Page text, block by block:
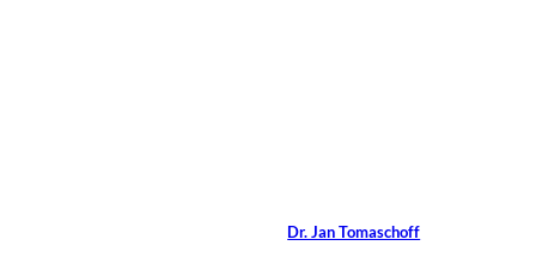
Dr. Jan Tomaschoff